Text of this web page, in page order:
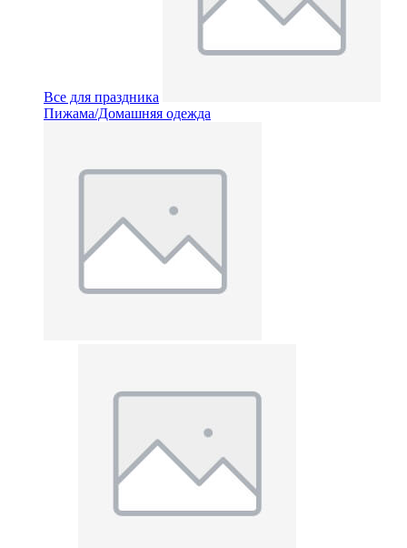
Все для праздника
Пижама/Домашняя одежда